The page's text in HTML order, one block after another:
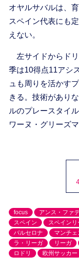
オヤルサバルは、
スペイン代表にも
えない。
左サイドからド
季は10得点11アシ
ュも周りを活かす
きる。技術があり
ルのプレースタイ
ワーヌ・グリーズ
focus アンス・ファ
スペイン
スペインリ
バルセロナ
マンチェ
ラ・リーガ
リーガ
ロドリ
欧州サッカー